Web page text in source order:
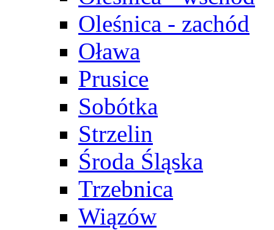
Oleśnica - zachód
Oława
Prusice
Sobótka
Strzelin
Środa Śląska
Trzebnica
Wiązów